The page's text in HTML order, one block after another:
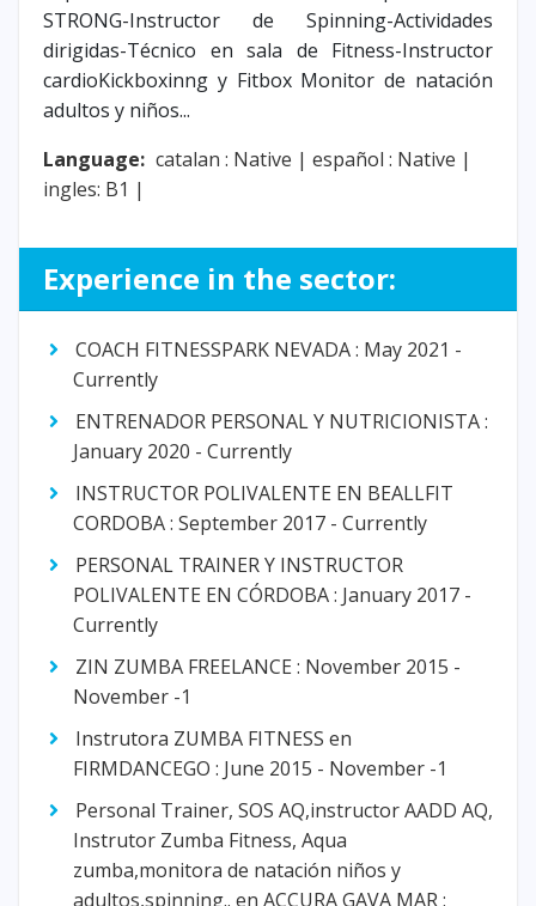
STRONG-Instructor de Spinning-Actividades
dirigidas-Técnico en sala de Fitness-Instructor
cardioKickboxinng y Fitbox Monitor de natación
adultos y niños...
Language: catalan : Native | español : Native |
ingles: B1 |
Experience in the sector:
COACH FITNESSPARK NEVADA : May 2021 -
Currently
ENTRENADOR PERSONAL Y NUTRICIONISTA :
January 2020 - Currently
INSTRUCTOR POLIVALENTE EN BEALLFIT
CORDOBA : September 2017 - Currently
PERSONAL TRAINER Y INSTRUCTOR
POLIVALENTE EN CÓRDOBA : January 2017 -
Currently
ZIN ZUMBA FREELANCE : November 2015 -
November -1
Instrutora ZUMBA FITNESS en
FIRMDANCEGO : June 2015 - November -1
Personal Trainer, SOS AQ,instructor AADD AQ,
Instrutor Zumba Fitness, Aqua
zumba,monitora de natación niños y
adultos,spinning.. en ACCURA GAVA MAR :